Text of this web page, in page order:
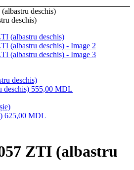
deschis)
deschis)
deschis) 555,00 MDL
625,00 MDL
ZTI (albastru